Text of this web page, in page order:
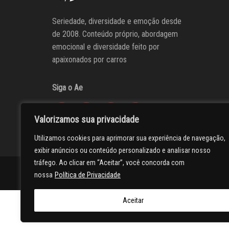
Valorizamos sua privacidade
Utilizamos cookies para aprimorar sua experiência de navegação,
exibir anúncios ou conteúdo personalizado e analisar nosso
tráfego. Ao clicar em “Aceitar”, você concorda com
nossa Política de Privacidade
Aceitar
Seriedade, diversidade e emoção desde
de 2008. Conteúdo próprio, abordagem
emocional e diversidade feito por
apaixonados por carros
Siga o Ae
AUTOentusiastas Editores